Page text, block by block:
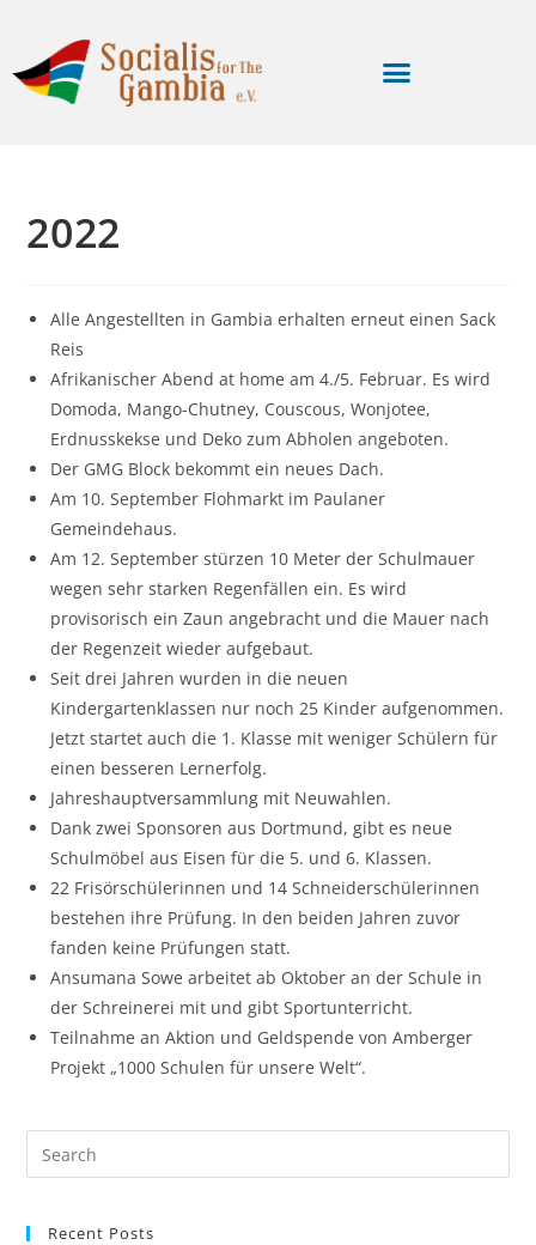
2022
Alle Angestellten in Gambia erhalten erneut einen Sack
Reis
Afrikanischer Abend at home am 4./5. Februar. Es wird
Domoda, Mango-Chutney, Couscous, Wonjotee,
Erdnusskekse und Deko zum Abholen angeboten.
Der GMG Block bekommt ein neues Dach.
Am 10. September Flohmarkt im Paulaner
Gemeindehaus.
Am 12. September stürzen 10 Meter der Schulmauer
wegen sehr starken Regenfällen ein. Es wird
provisorisch ein Zaun angebracht und die Mauer nach
der Regenzeit wieder aufgebaut.
Seit drei Jahren wurden in die neuen
Kindergartenklassen nur noch 25 Kinder aufgenommen.
Jetzt startet auch die 1. Klasse mit weniger Schülern für
einen besseren Lernerfolg.
Jahreshauptversammlung mit Neuwahlen.
Dank zwei Sponsoren aus Dortmund, gibt es neue
Schulmöbel aus Eisen für die 5. und 6. Klassen.
22 Frisörschülerinnen und 14 Schneiderschülerinnen
bestehen ihre Prüfung. In den beiden Jahren zuvor
fanden keine Prüfungen statt.
Ansumana Sowe arbeitet ab Oktober an der Schule in
der Schreinerei mit und gibt Sportunterricht.
Teilnahme an Aktion und Geldspende von Amberger
Projekt „1000 Schulen für unsere Welt“.
Recent Posts